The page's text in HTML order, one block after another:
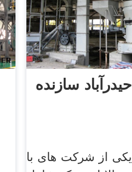
سازنده
از شرکت های با